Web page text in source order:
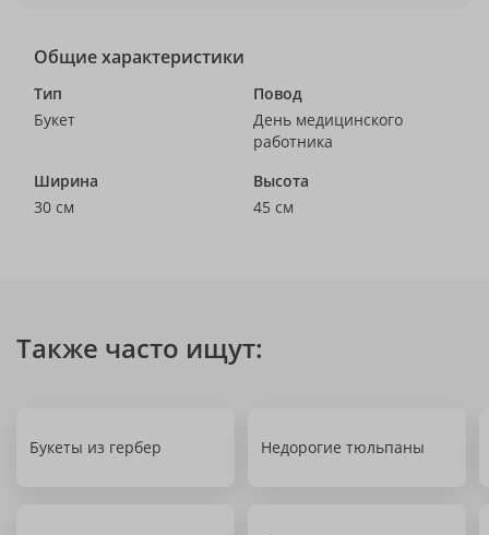
Общие характеристики
Тип
Букет
Повод
День медицинского
работника
Ширина
30 см
Высота
45 см
Также часто ищут:
Букеты из гербер Недорогие тюльпаны